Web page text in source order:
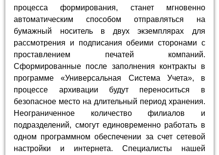
процесса формирования, станет мгновенно
автоматическим способом отправляться на
бумажный носитель в двух экземплярах для
рассмотрения и подписания обеими сторонами с
проставлением печатей компаний.
Сформированные после заполнения контракты в
программе «Универсальная Система Учета», в
процессе архивации будут переноситься в
безопасное место на длительный период хранения.
Неограниченное количество филиалов и
подразделений, смогут единовременно работать в
одном программном обеспечении за счет сетевой
настройки и интернета. Специалисты нашей